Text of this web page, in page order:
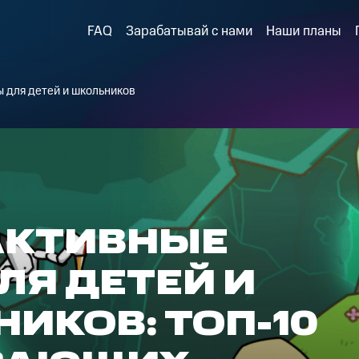
FAQ Зарабатывай с нами Наши планы
детей и школьников
ДЕТЕЙ И
ТОП-10